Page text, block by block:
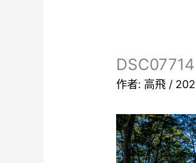
DSC07714
作者: 高飛 /